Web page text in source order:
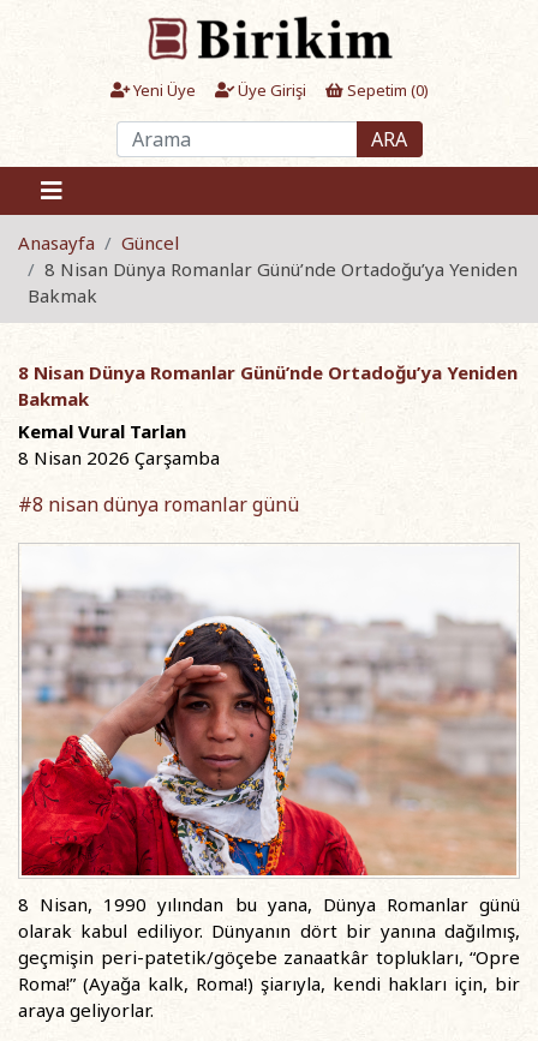
Yeni Üye Üye Girişi Sepetim (0)
ARA
Anasayfa
Güncel
8 Nisan Dünya Romanlar Günü’nde Ortadoğu’ya Yeniden
Bakmak
8 Nisan Dünya Romanlar Günü’nde Ortadoğu’ya Yeniden
Bakmak
Kemal Vural Tarlan
8 Nisan 2026 Çarşamba
#8 nisan dünya romanlar günü
8 Nisan, 1990 yılından bu yana, Dünya Romanlar günü
olarak kabul ediliyor. Dünyanın dört bir yanına dağılmış,
geçmişin peri-patetik/göçebe zanaatkâr toplukları, “Opre
Roma!” (Ayağa kalk, Roma!) şiarıyla, kendi hakları için, bir
araya geliyorlar.